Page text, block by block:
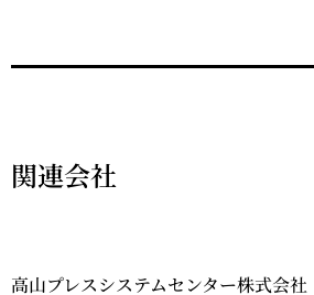
関連会社
高山プレスシステムセンター株式会社